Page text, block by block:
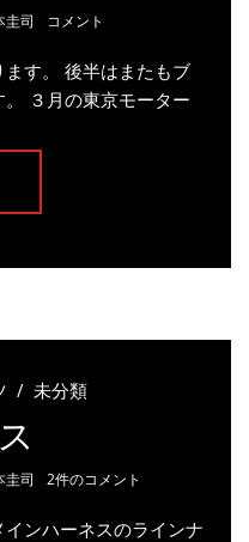
圭司 コメント
す。 後半はまたもブ
３月の東京モーター
/ 未分類
圭司 2件のコメント
ンハーネスのラインナ